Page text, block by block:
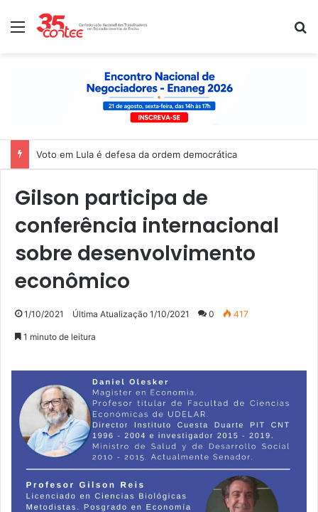
Menu
Voto em Lula é defesa da ordem democrática
Gilson participa de
conferência internacional
sobre desenvolvimento
econômico
1/10/2021 Última Atualização 1/10/2021 0 417
1 minuto de leitura